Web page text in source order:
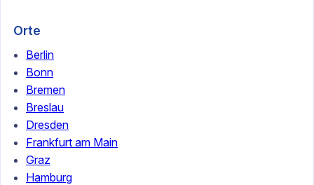
Orte
Berlin
Bonn
Bremen
Breslau
Dresden
Frankfurt am Main
Graz
Hamburg